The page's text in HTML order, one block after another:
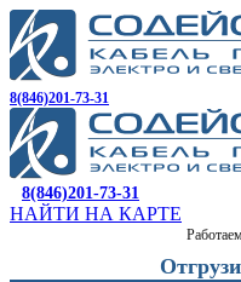
8(846)201-73-31
8(846)201-73-31
НАЙТИ НА КАРТЕ